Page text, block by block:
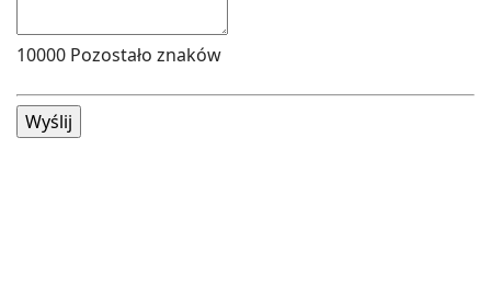
10000 Pozostało znaków
Wyślij